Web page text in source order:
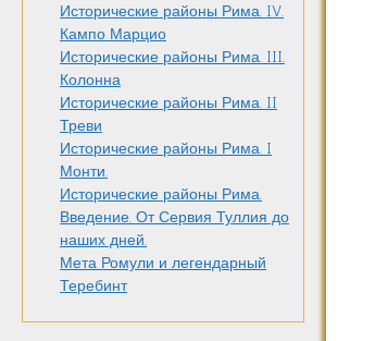
Исторические районы Рима. IV.
Кампо Марцио
Исторические районы Рима. III.
Колонна
Исторические районы Рима. II
Треви
Исторические районы Рима. I
Монти.
Исторические районы Рима.
Введение. От Сервия Туллия до
наших дней.
Мета Ромули и легендарный
Теребинт